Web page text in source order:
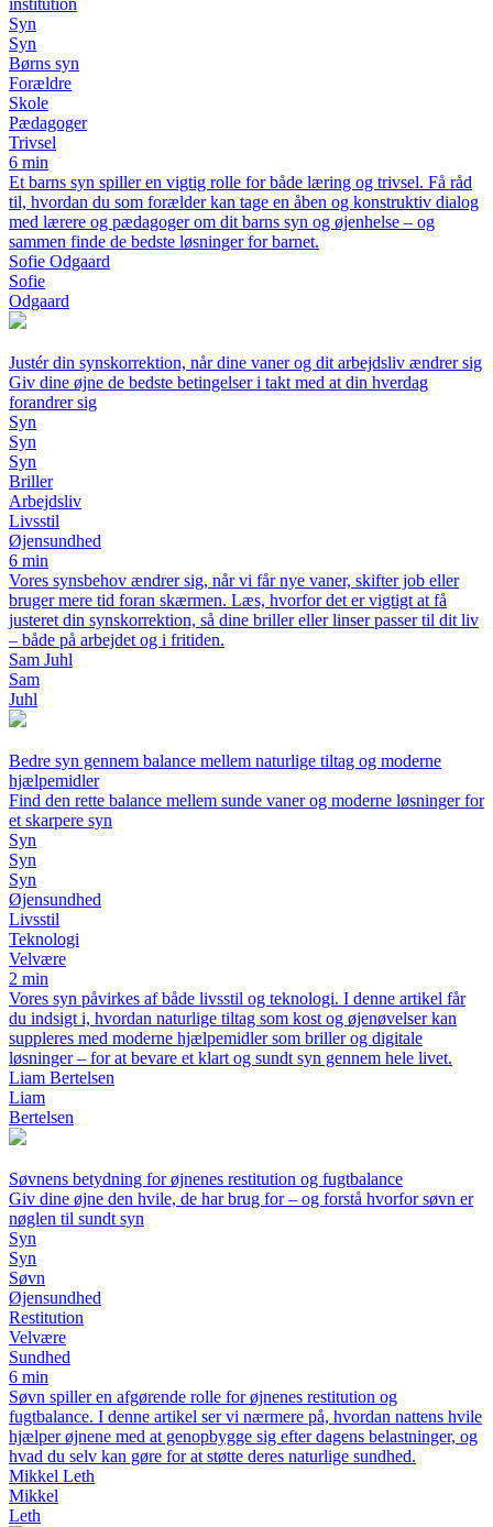
institution
Syn
Syn
Børns syn
Forældre
Skole
Pædagoger
Trivsel
6 min
Et barns syn spiller en vigtig rolle for både læring og trivsel. Få råd
til, hvordan du som forælder kan tage en åben og konstruktiv dialog
med lærere og pædagoger om dit barns syn og øjenhelse – og
sammen finde de bedste løsninger for barnet.
Sofie Odgaard
Sofie
Odgaard
Justér din synskorrektion, når dine vaner og dit arbejdsliv ændrer sig
Giv dine øjne de bedste betingelser i takt med at din hverdag
forandrer sig
Syn
Syn
Syn
Briller
Arbejdsliv
Livsstil
Øjensundhed
6 min
Vores synsbehov ændrer sig, når vi får nye vaner, skifter job eller
bruger mere tid foran skærmen. Læs, hvorfor det er vigtigt at få
justeret din synskorrektion, så dine briller eller linser passer til dit liv
– både på arbejdet og i fritiden.
Sam Juhl
Sam
Juhl
Bedre syn gennem balance mellem naturlige tiltag og moderne
hjælpemidler
Find den rette balance mellem sunde vaner og moderne løsninger for
et skarpere syn
Syn
Syn
Syn
Øjensundhed
Livsstil
Teknologi
Velvære
2 min
Vores syn påvirkes af både livsstil og teknologi. I denne artikel får
du indsigt i, hvordan naturlige tiltag som kost og øjenøvelser kan
suppleres med moderne hjælpemidler som briller og digitale
løsninger – for at bevare et klart og sundt syn gennem hele livet.
Liam Bertelsen
Liam
Bertelsen
Søvnens betydning for øjnenes restitution og fugtbalance
Giv dine øjne den hvile, de har brug for – og forstå hvorfor søvn er
nøglen til sundt syn
Syn
Syn
Søvn
Øjensundhed
Restitution
Velvære
Sundhed
6 min
Søvn spiller en afgørende rolle for øjnenes restitution og
fugtbalance. I denne artikel ser vi nærmere på, hvordan nattens hvile
hjælper øjnene med at genopbygge sig efter dagens belastninger, og
hvad du selv kan gøre for at støtte deres naturlige sundhed.
Mikkel Leth
Mikkel
Leth